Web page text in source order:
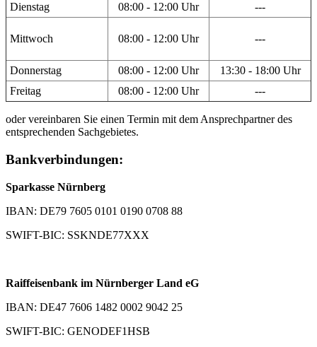
Dienstag
08:00 - 12:00 Uhr ---
Mittwoch 08:00 - 12:00 Uhr ---
Donnerstag 08:00 - 12:00 Uhr
13:30 - 18:00 Uhr
Freitag
08:00 - 12:00 Uhr ---
oder vereinbaren Sie einen Termin mit dem Ansprechpartner des
entsprechenden Sachgebietes.
Bankverbindungen:
Sparkasse Nürnberg
IBAN: DE79 7605 0101 0190 0708 88
SWIFT-BIC: SSKNDE77XXX
Raiffeisenbank im Nürnberger Land eG
IBAN: DE47 7606 1482 0002 9042 25
SWIFT-BIC: GENODEF1HSB